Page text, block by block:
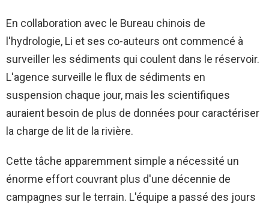
En collaboration avec le Bureau chinois de
l'hydrologie, Li et ses co-auteurs ont commencé à
surveiller les sédiments qui coulent dans le réservoir.
L'agence surveille le flux de sédiments en
suspension chaque jour, mais les scientifiques
auraient besoin de plus de données pour caractériser
la charge de lit de la rivière.
Cette tâche apparemment simple a nécessité un
énorme effort couvrant plus d'une décennie de
campagnes sur le terrain. L'équipe a passé des jours